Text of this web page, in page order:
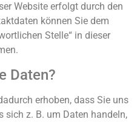
Website erfolgt durch den
können Sie dem
Stelle“ in dieser
Daten?
erhoben, dass Sie uns
sich z. B. um Daten handeln,